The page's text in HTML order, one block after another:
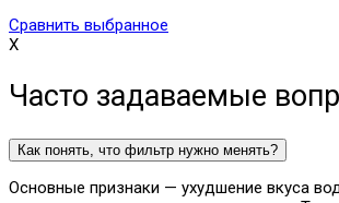
Сравнить выбранное
X
Часто задаваемые
Как понять, что фильтр нужно менять?
Основные признаки — ухудшение вкуса